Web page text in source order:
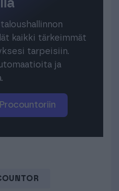
kaikki tärkeimmät
tarpeisiin.
ja